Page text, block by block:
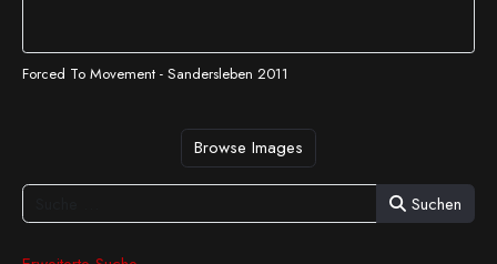
Forced To Movement - Sandersleben 2011
Browse Images
Suchen